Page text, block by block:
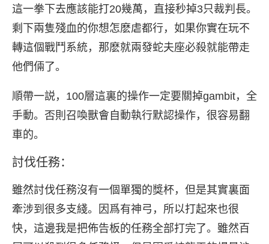
這一拳下去應該能打20幾萬，直接秒掉3只裁判長。
剩下兩隻殘血的你想怎麽虐都行，如果你實在玩不
轉這個戰鬥系統，那麽就兩發蛇夫座必殺就能帶走
他們倆了。
順帶一説，100層這裏的操作一定要關掉gambit，全
手動。否則召喚獸會自動執行默認操作，很容易翻
車的。
討伐任務：
雖然討伐任務沒有一個單獨的獎杯，但是其實裏面
牽涉到很多支綫。因爲有神弓，所以打起來也很
快，這邊我是把佈告板的任務全部打完了。雖然百